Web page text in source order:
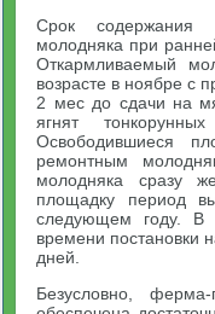
Срок содержания
молодняка при
Откармливаемый
возрасте в ноябре с
2 мес до сдачи на
ягнят
Освободившиеся
ремонтным
молодняка сразу
площадку период
следующем году. В
времени постановки
дней.
Безусловно,